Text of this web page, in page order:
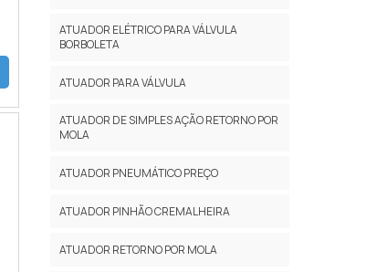
ATUADOR ELÉTRICO PARA VÁLVULA
BORBOLETA
ATUADOR PARA VÁLVULA
ATUADOR DE SIMPLES AÇÃO RETORNO POR
MOLA
ATUADOR PNEUMÁTICO PREÇO
ATUADOR PINHÃO CREMALHEIRA
ATUADOR RETORNO POR MOLA